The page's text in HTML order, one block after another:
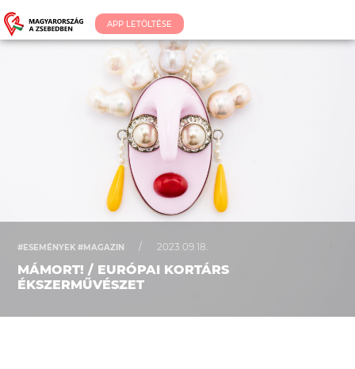
APP LETÖLTÉSE
#ESEMÉNYEK #MAGAZIN / 2023.09.18.
MÁMORT! / EURÓPAI KORTÁRS
ÉKSZERMŰVÉSZET